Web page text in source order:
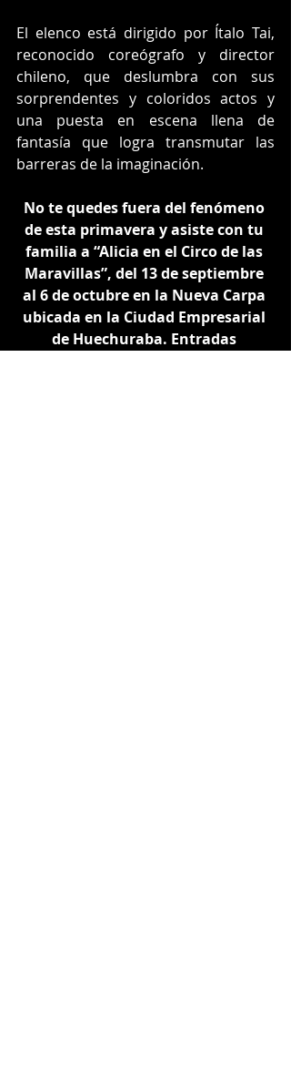
El elenco está dirigido por Ítalo Tai,
reconocido coreógrafo y director
chileno, que deslumbra con sus
sorprendentes y coloridos actos y
una puesta en escena llena de
fantasía que logra transmutar las
barreras de la imaginación.
No te quedes fuera del fenómeno
de esta primavera y asiste con tu
familia a “Alicia en el Circo de las
Maravillas”, del 13 de septiembre
al 6 de octubre en la Nueva Carpa
ubicada en la Ciudad Empresarial
de Huechuraba. Entradas